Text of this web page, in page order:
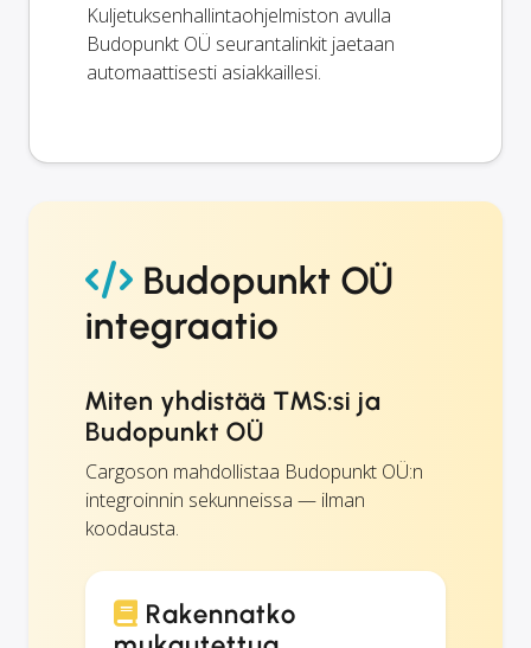
Kuljetuksenhallintaohjelmiston avulla
Budopunkt OÜ seurantalinkit jaetaan
automaattisesti asiakkaillesi.
Budopunkt OÜ
integraatio
Miten yhdistää TMS:si ja
Budopunkt OÜ
Cargoson mahdollistaa Budopunkt OÜ:n
integroinnin sekunneissa — ilman
koodausta.
Rakennatko